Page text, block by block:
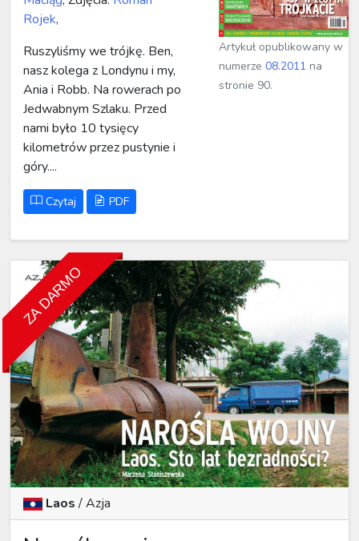
Rojek,
Ruszyliśmy we trójkę. Ben,
nasz kolega z Londynu i my,
Ania i Robb. Na rowerach po
Jedwabnym Szlaku. Przed
nami było 10 tysięcy
kilometrów przez pustynie i
góry....
Czytaj PDF
Artykuł opublikowany w
numerze08.2011 na
stronie 90.
ZA DARMO
Laos/Azja